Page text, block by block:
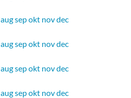
augsepokt novdec
augsepokt novdec
augsepokt novdec
augsepokt novdec